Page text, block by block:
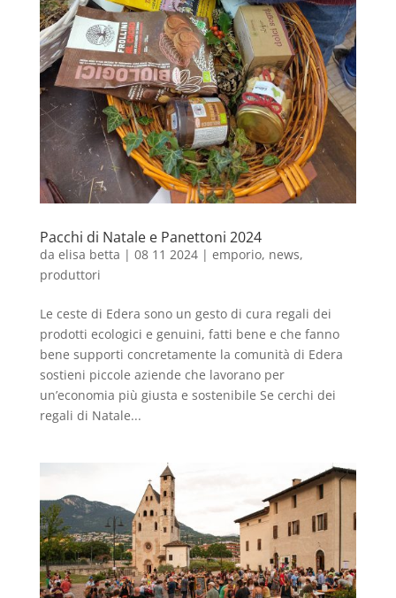
Pacchi di Natale e Panettoni 2024
da elisa betta | 08 11 2024| emporio, news,
produttori
Le ceste di Edera sono un gesto di cura regali dei
prodotti ecologici e genuini, fatti bene e che fanno
bene supporti concretamente la comunità di Edera
sostieni piccole aziende che lavorano per
un’economia più giusta e sostenibile Se cerchi dei
regali di Natale...